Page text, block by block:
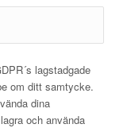
lagstadgade
om ditt samtycke.
dina
och använda